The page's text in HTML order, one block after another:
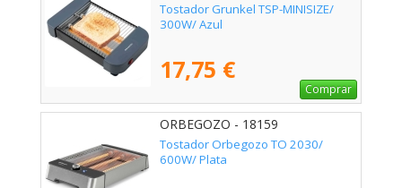
Tostador Grunkel TSP-MINISIZE/
300W/ Azul
17,75 €
Comprar
ORBEGOZO - 18159
Tostador Orbegozo TO 2030/
600W/ Plata